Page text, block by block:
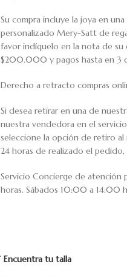
Encuentra tu talla
Su compra incluye la joya en
personalizado Mery-Satt de
favor indíquelo en la nota de
$200.000 y pagos hasta en 3
Derecho a retracto compras
Si desea retirar en una de
nuestra vendedora en el
seleccione la opción de retiro
24 horas de realizado el
Servicio Concierge de atención
horas. Sábados 10:00 a 14:00